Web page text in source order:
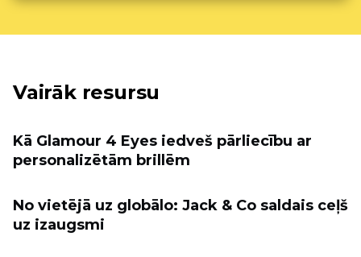
Vairāk resursu
Kā Glamour 4 Eyes iedveš pārliecību ar
personalizētām brillēm
No vietējā uz globālo: Jack & Co saldais ceļš
uz izaugsmi